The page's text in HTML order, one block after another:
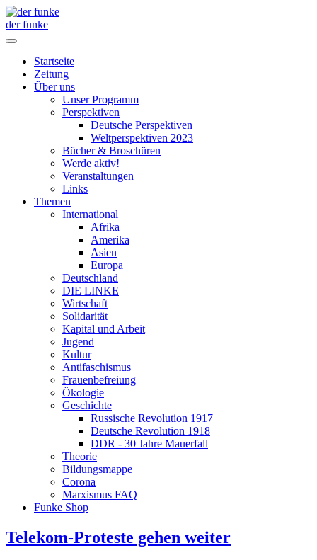
der funke
Startseite
Zeitung
Über uns
Unser Programm
Perspektiven
Deutsche Perspektiven
Weltperspektiven 2023
Bücher & Broschüren
Werde aktiv!
Veranstaltungen
Links
Themen
International
Afrika
Amerika
Asien
Europa
Deutschland
DIE LINKE
Wirtschaft
Solidarität
Kapital und Arbeit
Jugend
Kultur
Antifaschismus
Frauenbefreiung
Ökologie
Geschichte
Russische Revolution 1917
Deutsche Revolution 1918
DDR - 30 Jahre Mauerfall
Theorie
Bildungsmappe
Corona
Marxismus FAQ
Funke Shop
Telekom-Proteste gehen weiter